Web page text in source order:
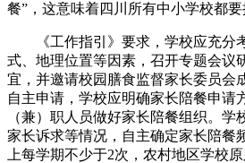
餐”，这意味着四川所有中小学校都要
《工作指引》要求，学校应充分
式、地理位置等因素，召开专题会议
宜，并邀请校园膳食监督家长委员会
自主申请，学校应明确家长陪餐申请
（兼）职人员做好家长陪餐组织。学
家长诉求等情况，自主确定家长陪餐
上每学期不少于2次，农村地区学校